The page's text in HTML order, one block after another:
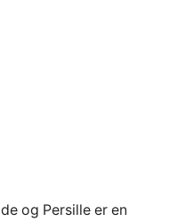
og Persille er en